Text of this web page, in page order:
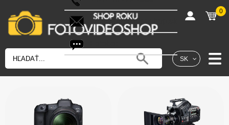
SK
shop@fotovideoshop.sk
0